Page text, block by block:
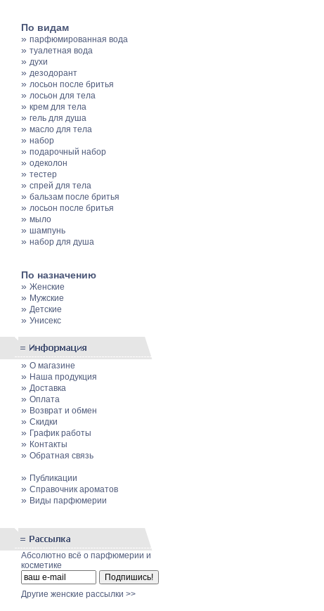
По видам
» парфюмированная вода
» туалетная вода
» духи
» дезодорант
» лосьон после бритья
» лосьон для тела
» крем для тела
» гель для душа
» масло для тела
» набор
» подарочный набор
» одеколон
» тестер
» спрей для тела
» бальзам после бритья
» лосьон после бритья
» мыло
» шампунь
» набор для душа
По назначению
» Женские
» Мужские
» Детские
» Унисекс
» О магазине
» Наша продукция
» Доставка
» Оплата
» Возврат и обмен
» Скидки
» График работы
» Контакты
» Обратная связь
» Публикации
» Cправочник ароматов
» Виды парфюмерии
Абсолютно всё о парфюмерии и
косметике
Другие женские рассылки >>